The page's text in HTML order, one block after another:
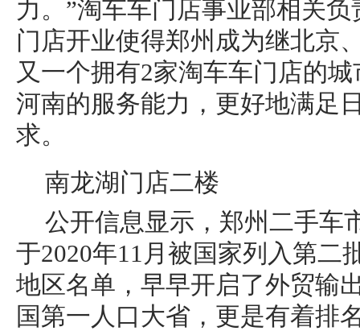
力。”淘车车门店事业部相关
门店开业使得郑州成为继北京
又一个拥有2家淘车车门店的
河南的服务能力，更好地满足
求。
南龙湖门店二楼
公开信息显示，郑州二手车
于2020年11月被国家列入第二
地区名单，早早开启了外贸输
国第一人口大省，更是有着排